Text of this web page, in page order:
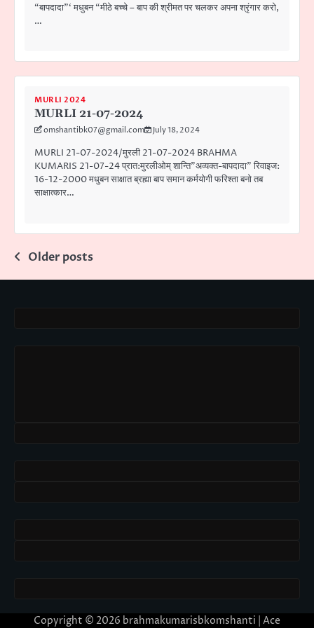
“बापदादा”‘ मधुबन “मीठे बच्चे – बाप की श्रीमत पर चलकर अपना श्रृंगार करो,
…
MURLI 2024
MURLI 21-07-2024
omshantibk07@gmail.com July 18, 2024
MURLI 21-07-2024/मुरली 21-07-2024 BRAHMA
KUMARIS 21-07-24 प्रात:मुरलीओम् शान्ति”अव्यक्त-बापदादा” रिवाइज:
16-12-2000 मधुबन साक्षात ब्रह्मा बाप समान कर्मयोगी फरिश्ता बनो तब
साक्षात्कार…
Posts
navigation
Older posts
Copyright © 2026 brahmakumarisbkomshanti | Ace